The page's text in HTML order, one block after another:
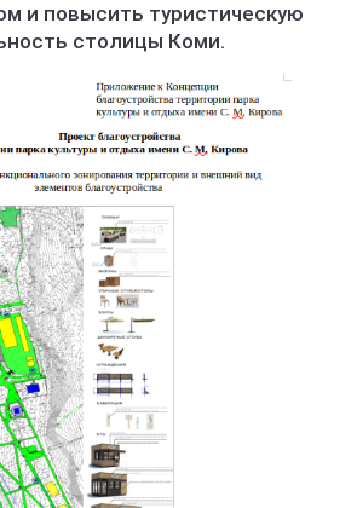
и повысить туристическую
столицы Коми.